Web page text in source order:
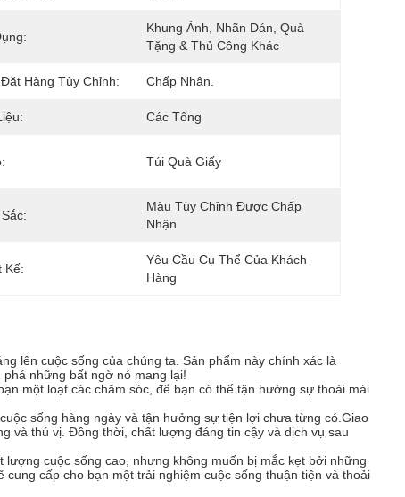
Khung Ảnh, Nhãn Dán, Quà
Tặng & Thủ Công Khác
Hàng Tùy Chỉnh: Chấp Nhận.
Các Tông
Túi Quà Giấy
Màu Tùy Chỉnh Được Chấp
Nhận
Kế:
Yêu Cầu Cụ Thể Của Khách
Hàng
lên cuộc sống của chúng ta. Sản phẩm này chính xác là
những bất ngờ nó mang lại!
một loạt các chăm sóc, để bạn có thể tận hưởng sự thoải mái
sống hàng ngày và tận hưởng sự tiện lợi chưa từng có.Giao
và thú vị. Đồng thời, chất lượng đáng tin cậy và dịch vụ sau
cuộc sống cao, nhưng không muốn bị mắc kẹt bởi những
cấp cho bạn một trải nghiệm cuộc sống thuận tiện và thoải